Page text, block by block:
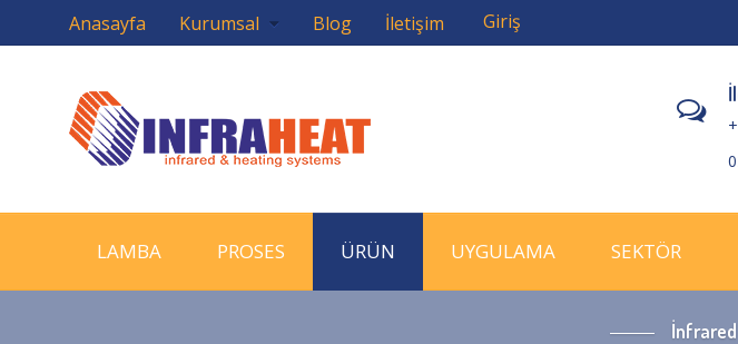
Anasayfa Kurumsal Blog İletişim Giriş
LAMBA PROSES ÜRÜN UYGULAMA SEKTÖR
İnfrared